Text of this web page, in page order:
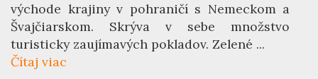
východe krajiny v pohraničí s Nemeckom a
Švajčiarskom. Skrýva v sebe množstvo
turisticky zaujímavých pokladov. Zelené ...
Čítaj viac